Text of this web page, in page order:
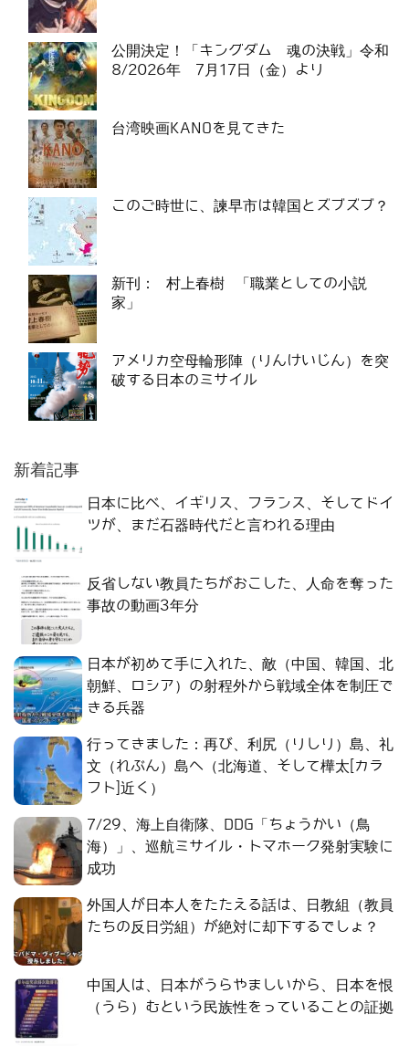
公開決定！「キングダム 魂の決戦」令和
8/2026年 7月17日（金）より
台湾映画KANOを見てきた
このご時世に、諫早市は韓国とズブズブ？
新刊： 村上春樹 「職業としての小説
家」
アメリカ空母輪形陣（りんけいじん）を突
破する日本のミサイル
新着記事
日本に比べ、イギリス、フランス、そしてドイ
ツが、まだ石器時代だと言われる理由
反省しない教員たちがおこした、人命を奪った
事故の動画3年分
日本が初めて手に入れた、敵（中国、韓国、北
朝鮮、ロシア）の射程外から戦域全体を制圧で
きる兵器
行ってきました：再び、利尻（りしり）島、礼
文（れぶん）島へ（北海道、そして樺太[カラ
フト]近く）
7/29、海上自衛隊、DDG「ちょうかい（鳥
海）」、巡航ミサイル・トマホーク発射実験に
成功
外国人が日本人をたたえる話は、日教組（教員
たちの反日労組）が絶対に却下するでしょ？
中国人は、日本がうらやましいから、日本を恨
（うら）むという民族性をっていることの証拠